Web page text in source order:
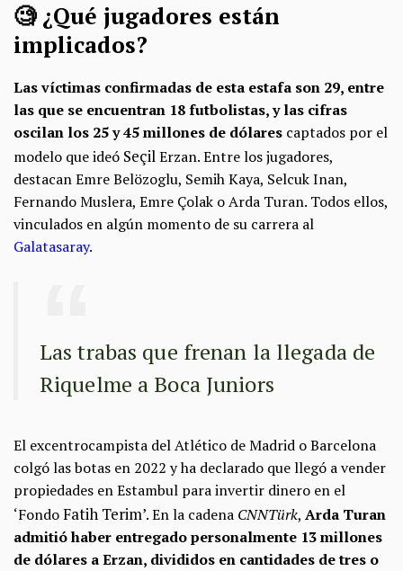
🧐 ¿Qué jugadores están
implicados?
Las víctimas confirmadas de esta estafa son 29, entre
las que se encuentran 18 futbolistas, y las cifras
oscilan los 25 y 45 millones de dólares captados por el
modelo que ideó SeçilErzan. Entre los jugadores,
destacan Emre Belözoglu, Semih Kaya, Selcuk Inan,
Fernando Muslera, Emre Çolak o Arda Turan. Todos ellos,
vinculados en algún momento de su carrera al
Galatasaray.
Las trabas que frenan la llegada de
Riquelme a Boca Juniors
El excentrocampista del Atlético de Madrid o Barcelona
colgó las botas en 2022 y ha declarado que llegó a vender
propiedades en Estambul para invertir dinero en el
‘FondoFatih Terim’.En la cadena CNNTürk, Arda Turan
admitió haber entregado personalmente 13 millones
de dólares a Erzan, divididos en cantidades de tres o